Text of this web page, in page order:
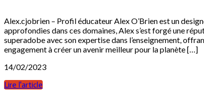
Alex.cjobrien – Profil éducateur Alex O’Brien est un
approfondies dans ces domaines, Alex s’est forgé une
superadobe avec son expertise dans l’enseignement,
engagement à créer un avenir meilleur pour la planète […]
14/02/2023
Lire l'article